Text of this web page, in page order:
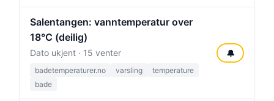
Salentangen: vanntemperatur over
18°C (deilig)
Dato ukjent · 15 venter
badetemperaturer.no varsling
temperature
bade
🔔